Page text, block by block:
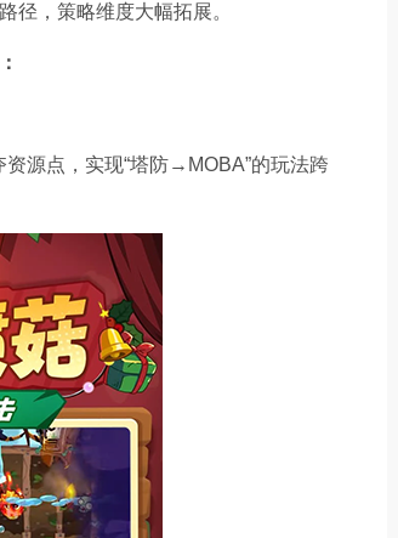
径，策略维度大幅拓展。
源点，实现“塔防→MOBA”的玩法跨